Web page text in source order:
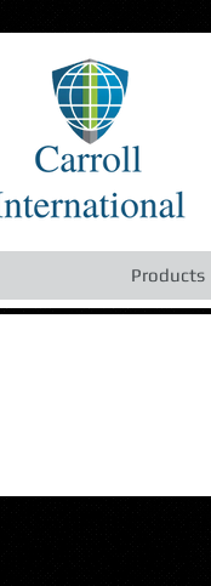
Products